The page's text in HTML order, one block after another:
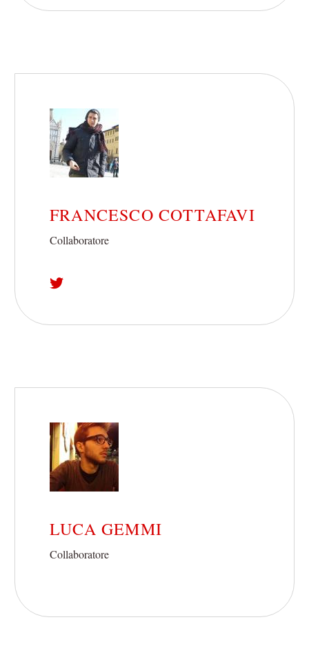
FRANCESCO COTTAFAVI
Collaboratore
LUCA GEMMI
Collaboratore